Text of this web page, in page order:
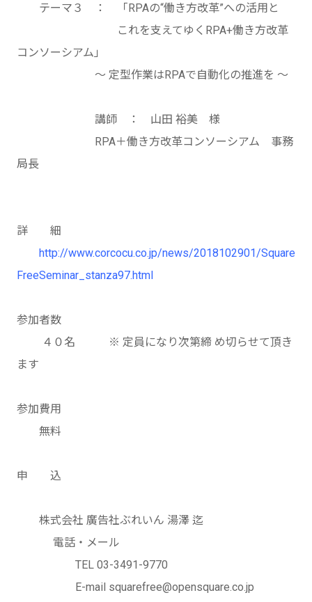
テーマ３ ： 「RPAの“働き方改革”への活用と
これを支えてゆくRPA+働き方改革
コンソーシアム」
～ 定型作業はRPAで自動化の推進を ～
講師 ： 山田 裕美 様
RPA＋働き方改革コンソーシアム 事務
局長
詳 細
http://www.corcocu.co.jp/news/2018102901/Square
FreeSeminar_stanza97.html
参加者数
４０名 ※ 定員になり次第締 め切らせて頂き
ます
参加費用
無料
申 込
株式会社 廣告社ぶれいん 湯澤 迄
電話・メール
TEL 03-3491-9770
E-mail squarefree@opensquare.co.jp